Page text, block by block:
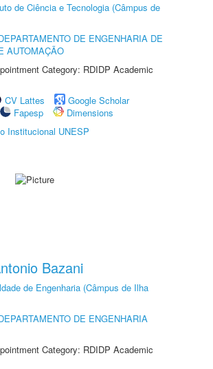
de Ciência e Tecnologia (Câmpus de
DE ENGENHARIA DE
AUTOMAÇÃO
Category: RDIDP Academic
CV Lattes
Google Scholar
Fapesp
Dimensions
Institucional UNESP
Bazani
de Engenharia (Câmpus de Ilha
DE ENGENHARIA
Category: RDIDP Academic